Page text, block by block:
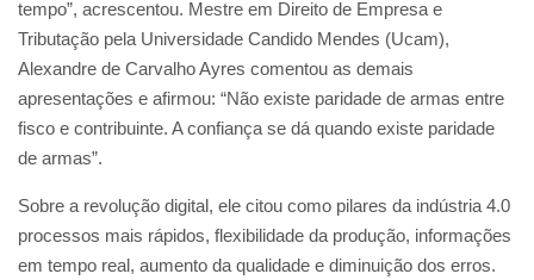
tempo”, acrescentou. Mestre em Direito de Empresa e
Tributação pela Universidade Candido Mendes (Ucam),
Alexandre de Carvalho Ayres comentou as demais
apresentações e afirmou: “Não existe paridade de armas entre
fisco e contribuinte. A confiança se dá quando existe paridade
de armas”.
Sobre a revolução digital, ele citou como pilares da indústria 4.0
processos mais rápidos, flexibilidade da produção, informações
em tempo real, aumento da qualidade e diminuição dos erros.